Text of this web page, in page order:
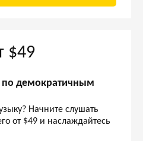
$49
по демократичным
Начните слушать
от $49 и наслаждайтесь